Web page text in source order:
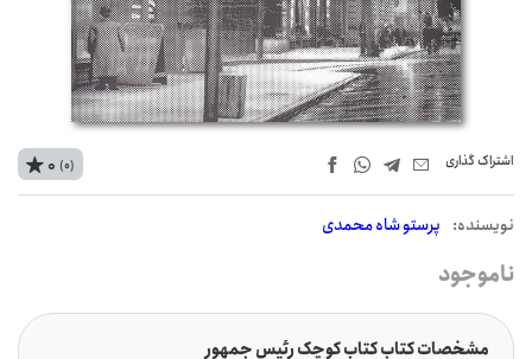
اشتراک‌ گذاری
نويسنده: پرستو شاه محمدی
0 (0)
ناموجود
مشخصات کتاب کتاب کوچک رئیس جمهور